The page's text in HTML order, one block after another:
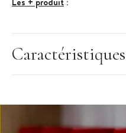
Thermorésistant
Propriétés :édulcorant
Poids : 1 kg
Caractéristiques